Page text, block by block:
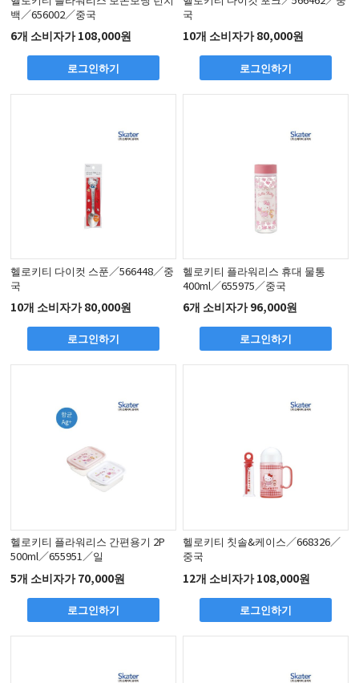
백／656002／중국
6개 소비자가 108,000원
로그인하기
국
10개 소비자가 80,000원
로그인하기
헬로키티 다이컷 스푼／566448／중
국
10개 소비자가 80,000원
로그인하기
헬로키티 플라워리스 휴대 물통
400ml／655975／중국
6개 소비자가 96,000원
로그인하기
헬로키티 플라워리스 간편용기 2P
500ml／655951／일
5개 소비자가 70,000원
로그인하기
헬로키티 칫솔&케이스／668326／
중국
12개 소비자가 108,000원
로그인하기